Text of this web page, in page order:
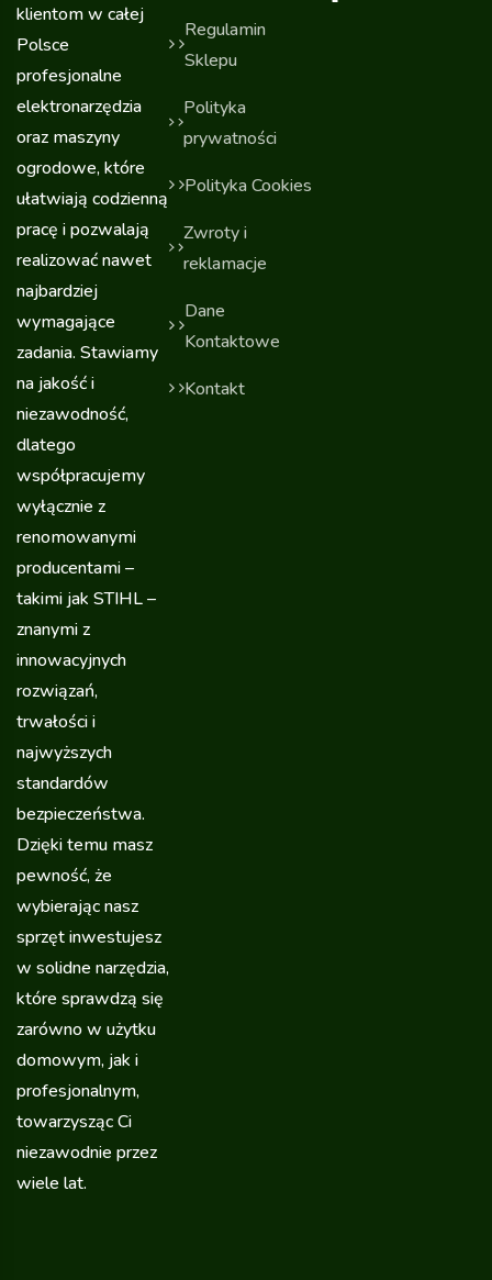
klientom w całej
Polsce
profesjonalne
elektronarzędzia
oraz maszyny
ogrodowe, które
ułatwiają codzienną
pracę i pozwalają
realizować nawet
najbardziej
wymagające
zadania. Stawiamy
na jakość i
niezawodność,
dlatego
współpracujemy
wyłącznie z
renomowanymi
producentami –
takimi jak STIHL –
znanymi z
innowacyjnych
rozwiązań,
trwałości i
najwyższych
standardów
bezpieczeństwa.
Dzięki temu masz
pewność, że
wybierając nasz
sprzęt inwestujesz
w solidne narzędzia,
które sprawdzą się
zarówno w użytku
domowym, jak i
profesjonalnym,
towarzysząc Ci
niezawodnie przez
wiele lat.
Regulamin
Sklepu
Polityka
prywatności
Polityka Cookies
Zwroty i
reklamacje
Dane
Kontaktowe
Kontakt